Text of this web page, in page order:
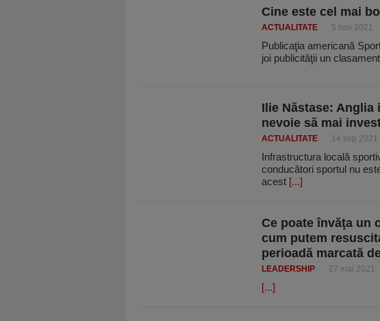
Cine este cel mai
ACTUALITATE 5 nov 2021
Publicaţia americană
joi publicităţii un
Ilie Năstase:
nevoie să mai
ACTUALITATE 14 sep 2021
Infrastructura locală
conducători sportul nu
acest [...]
Ce poate învăţa un
cum putem
perioadă marcată
LEADERSHIP 27 mai 2021
[...]